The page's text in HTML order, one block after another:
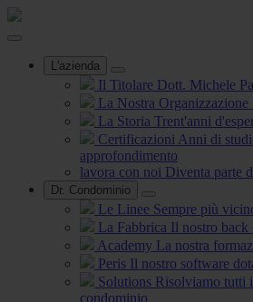
L'azienda
Il Titolare Dott. Michele
La Nostra Organizzazione
La Storia Trent'anni
Certificazioni Anni di
approfondimento
lavora con noi Diventa parte
Dr. Condominio
Le Linee Sempre più
La Fabbrica Il nostro back
Academy La nostra
Peris Il nostro software
Solutions Risolviamo tutti
condominio